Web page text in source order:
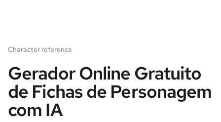
Character reference
Gerador Online Gratuito
de Fichas de Personagem
com IA